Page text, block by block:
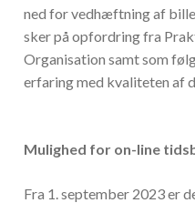
ned for vedhæftning af
sker på opfordring fra
Organisation samt som
erfaring med kvaliteten af
Mulighed for on-line
Fra 1. september 2023 er